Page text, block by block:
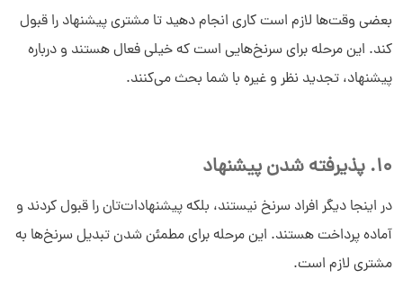
بعضی وقت‌ها لازم است کاری انجام دهید تا مشتری پیشنهاد را قبول
کند. این مرحله برای سرنخ‌هایی است که خیلی فعال هستند و درباره
پیشنهاد، تجدید نظر و غیره با شما بحث می‌کنند.
10. پذیرفته شدن پیشنهاد
در اینجا دیگر افراد سرنخ نیستند، بلکه پیشنهادات‌تان را قبول کردند و
آماده پرداخت هستند. این مرحله برای مطمئن شدن تبدیل سرنخ‌ها به
مشتری لازم است.